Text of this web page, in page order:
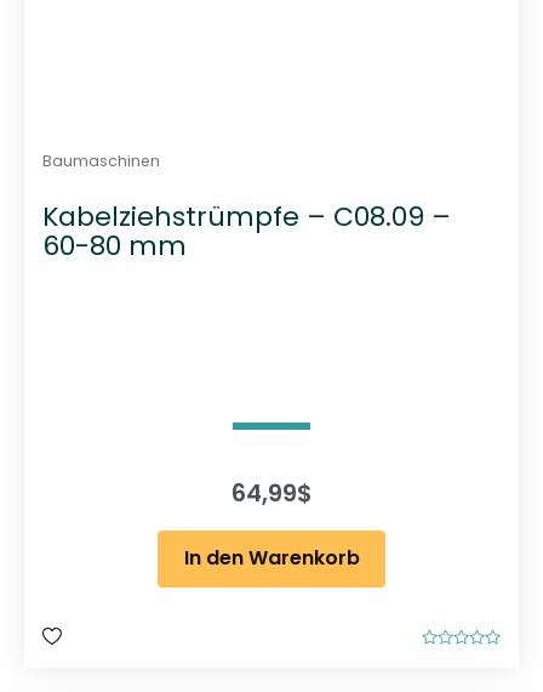
Baumaschinen
Kabelziehstrümpfe – C08.09 –
60-80 mm
64,99$
In den Warenkorb